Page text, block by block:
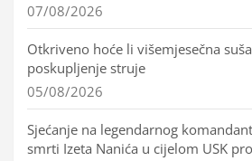
07/08/2026
Otkriveno hoće li višemjesečna
poskupljenje struje
05/08/2026
Sjećanje na legendarnog
smrti Izeta Nanića u cijelom USK